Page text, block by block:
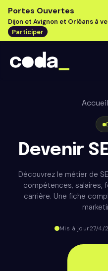
Portes Ouvertes
Dijon et Avignon et Orléans à
Participer
Accueil
Devenir
Découvrez le métier de
compétences, salaires,
carrière. Une fiche
Mis à jour27/4/